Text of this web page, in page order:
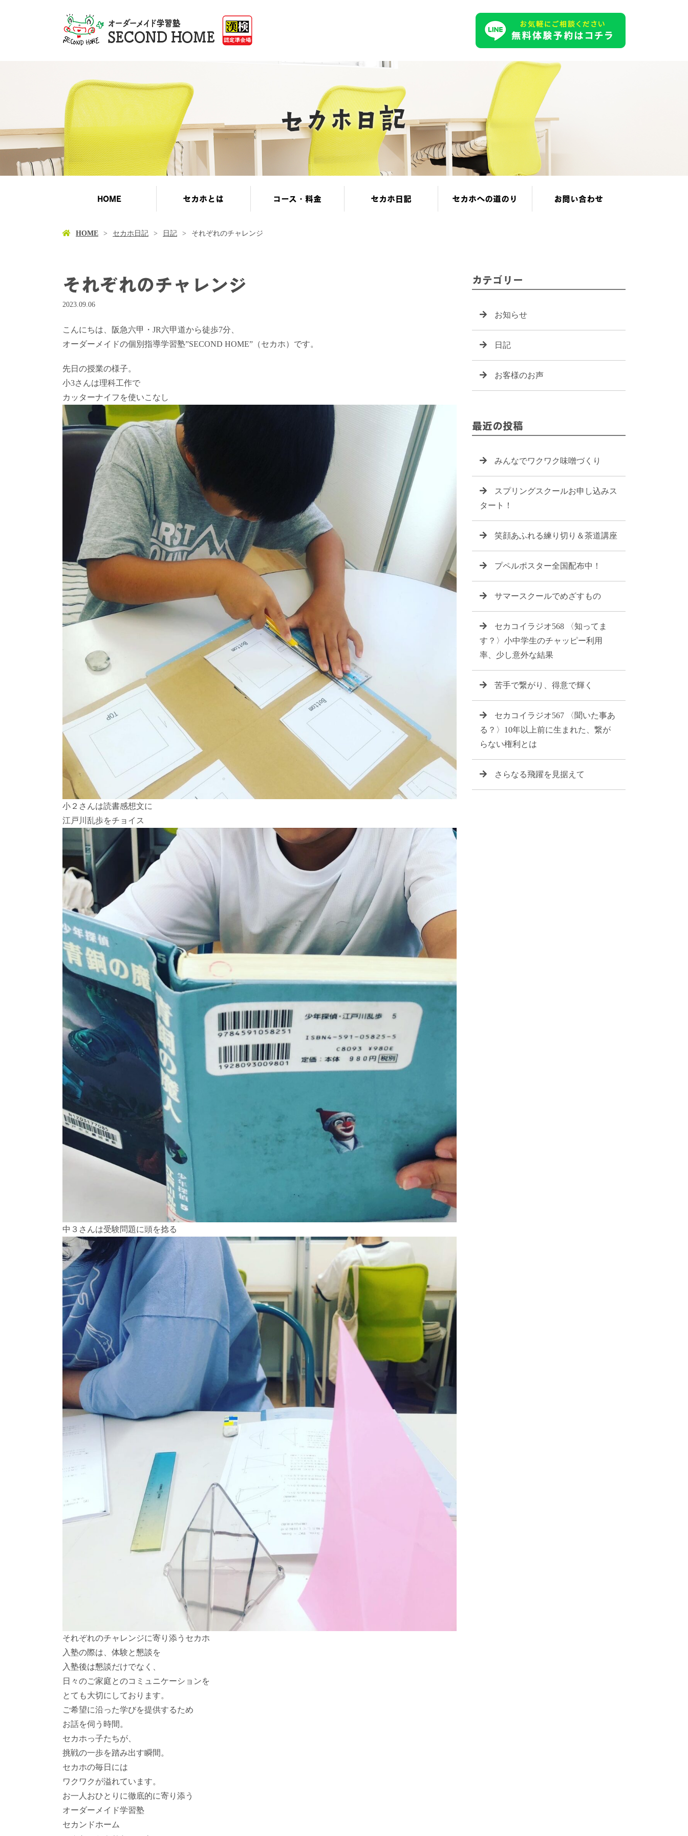
HOME セカホとは コース・料金 セカホ日記 セカホへの道のり お問い合わせ
HOME セカホ日記 日記 それぞれのチャレンジ
それぞれのチャレンジ
2023.09.06
こんにちは、阪急六甲・JR六甲道から徒歩7分、
オーダーメイドの個別指導学習塾”SECOND HOME”（セカホ）です。
先日の授業の様子。
小3さんは理科工作で
カッターナイフを使いこなし
小２さんは読書感想文に
江戸川乱歩をチョイス
中３さんは受験問題に頭を捻る
それぞれのチャレンジに寄り添うセカホ
入塾の際は、体験と懇談を
入塾後は懇談だけでなく、
日々のご家庭とのコミュニケーションを
とても大切にしております。
ご希望に沿った学びを提供するため
お話を伺う時間。
セカホっ子たちが、
挑戦の一歩を踏み出す瞬間。
セカホの毎日には
ワクワクが溢れています。
お一人おひとりに徹底的に寄り添う
オーダーメイド学習塾
セカンドホーム
カテゴリー
お知らせ
日記
お客様のお声
最近の投稿
みんなでワクワク味噌づくり
スプリングスクールお申し込みス
タート！
笑顔あふれる練り切り＆茶道講座
プペルポスター全国配布中！
サマースクールでめざすもの
セカコイラジオ568 〈知ってま
す？〉小中学生のチャッピー利用
率、少し意外な結果
苦手で繋がり、得意で輝く
セカコイラジオ567 〈聞いた事あ
る？〉10年以上前に生まれた、繋が
らない権利とは
さらなる飛躍を見据えて